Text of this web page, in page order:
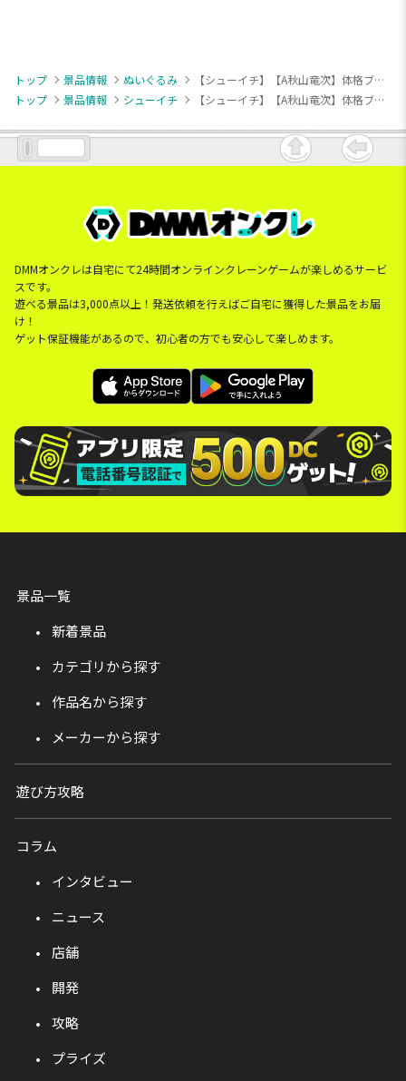
トップ 景品情報 ぬいぐるみ
【シューイチ】【A秋山竜次】体格ブラザーズ Mぬいぐるみ
トップ
景品情報 シューイチ 【シューイチ】【A秋山竜次】体格ブラザーズ Mぬいぐるみ
DMMオンクレは自宅にて24時間オンラインクレーンゲームが楽しめるサービ
スです。
遊べる景品は3,000点以上！発送依頼を行えばご自宅に獲得した景品をお届
け！
ゲット保証機能があるので、初心者の方でも安心して楽しめます。
景品一覧
新着景品
カテゴリから探す
作品名から探す
メーカーから探す
遊び方攻略
コラム
インタビュー
ニュース
店舗
開発
攻略
プライズ